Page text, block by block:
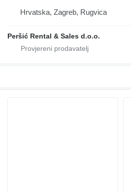
Hrvatska, Zagreb, Rugvica
Peršić Rental & Sales d.o.o.